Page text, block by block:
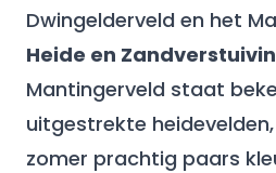
Dwingelderveld en het
Heide en
Mantingerveld staat
uitgestrekte
zomer prachtig paars